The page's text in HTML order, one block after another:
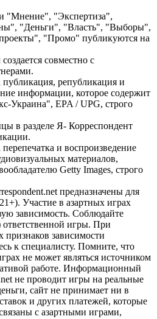
"Мнение", "Экспертиза",
"Деньги", "Власть", "Выборы",
"Промо" публикуются на
совместно с
републикация и
информации, которое содержит
Украина", EPA / UPG, строго
в разделе Я- Корреспондент
и воспроизведение
материалов,
Getty Images, строго
предназначены для
Участие в азартных играх
зависимость. Соблюдайте
игры. При
зависимости
к специалисту. Помните, что
не может являться источником
работе. Информационный
не проводит игры на реальные
сайт не принимает ни в
и других платежей, которые
с азартными играми,